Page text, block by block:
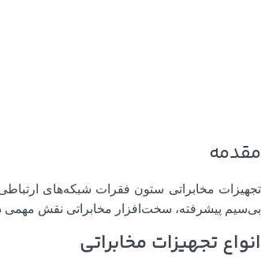
مقدمه
تجهیزات مخابراتی ستون فقرات شبکه‌های
بی‌سیم پیشرفته، سخت‌افزار مخابراتی نقش مهمی
انواع تجهیزات مخابراتی